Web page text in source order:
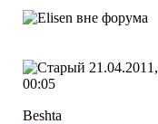
21.04.2011,
00:05
Beshta